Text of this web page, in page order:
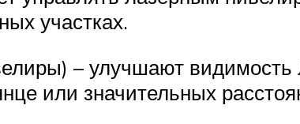
участках.
– улучшают видимость
или значительных